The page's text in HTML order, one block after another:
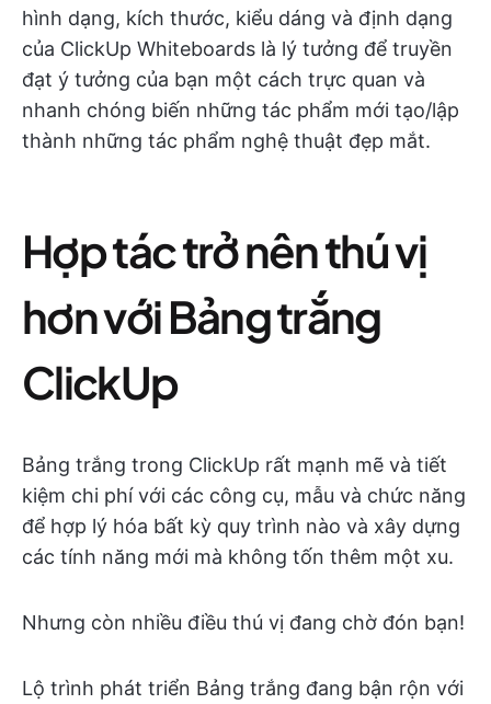
hình dạng, kích thước, kiểu dáng và định dạng
của ClickUp Whiteboards là lý tưởng để truyền
đạt ý tưởng của bạn một cách trực quan và
nhanh chóng biến những tác phẩm mới tạo/lập
thành những tác phẩm nghệ thuật đẹp mắt.
Hợp tác trở nên thú vị
hơn với Bảng trắng
ClickUp
Bảng trắng trong ClickUp rất mạnh mẽ và tiết
kiệm chi phí với các công cụ, mẫu và chức năng
để hợp lý hóa bất kỳ quy trình nào và xây dựng
các tính năng mới mà không tốn thêm một xu.
Nhưng còn nhiều điều thú vị đang chờ đón bạn!
Lộ trình phát triển Bảng trắng đang bận rộn với